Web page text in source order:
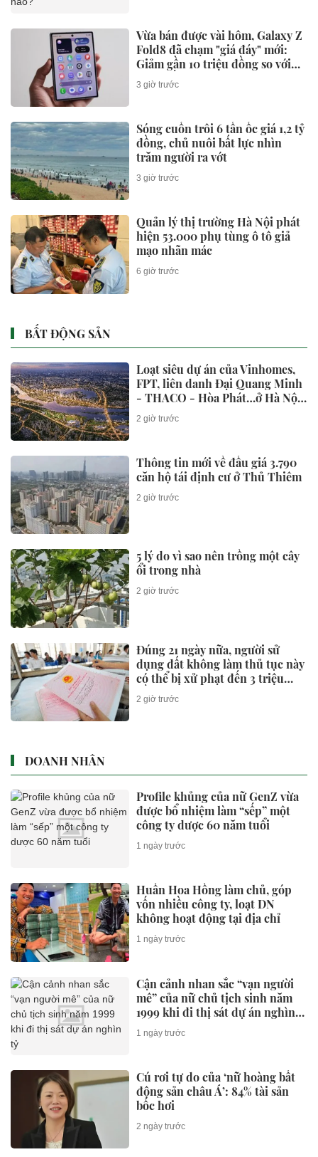
Vừa bán được vài hôm, Galaxy Z
Fold8 đã chạm "giá đáy" mới:
Giảm gần 10 triệu đồng so với
niêm yết
3 giờ trước
Sóng cuốn trôi 6 tấn ốc giá 1,2 tỷ
đồng, chủ nuôi bất lực nhìn
trăm người ra vớt
3 giờ trước
Quản lý thị trường Hà Nội phát
hiện 53.000 phụ tùng ô tô giả
mạo nhãn mác
6 giờ trước
BẤT ĐỘNG SẢN
Loạt siêu dự án của Vinhomes,
FPT, liên danh Đại Quang Minh
- THACO - Hòa Phát…ở Hà Nội
được gia hạn 3 tháng hoàn thiện
điều kiện về khởi công
2 giờ trước
Thông tin mới về đấu giá 3.790
căn hộ tái định cư ở Thủ Thiêm
2 giờ trước
5 lý do vì sao nên trồng một cây
ổi trong nhà
2 giờ trước
Đúng 21 ngày nữa, người sử
dụng đất không làm thủ tục này
có thể bị xử phạt đến 3 triệu
đồng
2 giờ trước
DOANH NHÂN
Profile khủng của nữ GenZ vừa
được bổ nhiệm làm “sếp” một
công ty dược 60 năm tuổi
1 ngày trước
Huấn Hoa Hồng làm chủ, góp
vốn nhiều công ty, loạt DN
không hoạt động tại địa chỉ
1 ngày trước
Cận cảnh nhan sắc “vạn người
mê” của nữ chủ tịch sinh năm
1999 khi đi thị sát dự án nghìn
tỷ1 ngày trước
Cú rơi tự do của ‘nữ hoàng bất
động sản châu Á’: 84% tài sản
bốc hơi
2 ngày trước